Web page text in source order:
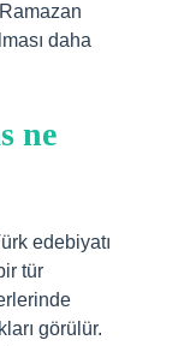
daha
ne
edebiyatı
tür
görülür.